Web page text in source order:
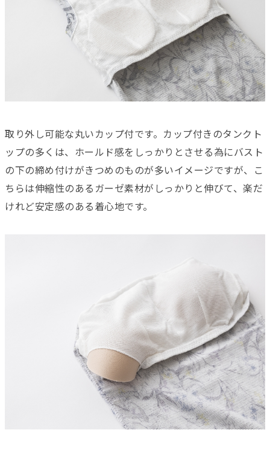
取り外し可能な丸いカップ付です。カップ付きのタンクト
ップの多くは、ホールド感をしっかりとさせる為にバスト
の下の締め付けがきつめのものが多いイメージですが、こ
ちらは伸縮性のあるガーゼ素材がしっかりと伸びて、楽だ
けれど安定感のある着心地です。